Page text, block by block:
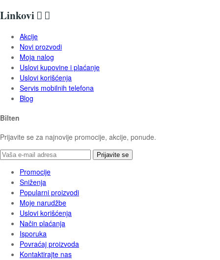
Linkovi  
Akcije
Novi prozvodi
Moja nalog
Uslovi kupovine i plaćanje
Uslovi korišćenja
Servis mobilnih telefona
Blog
Bilten
Prijavite se za najnovije promocije, akcije, ponude.
Prijavite se
Promocije
Sniženja
Popularni proizvodi
Moje narudžbe
Uslovi korišćenja
Način plaćanja
Isporuka
Povraćaj proizvoda
Kontaktirajte nas